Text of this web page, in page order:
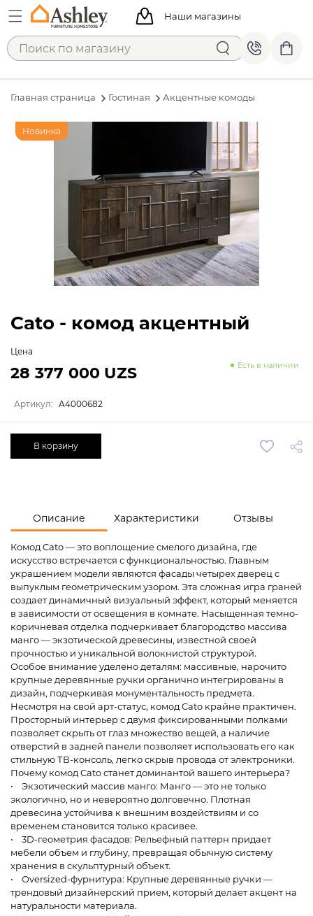
Наши магазины
Главная страница Гостиная Акцентные комоды
Новинка
Описание Характеристики Отзывы
Комод Cato — это воплощение смелого дизайна, где
искусство встречается с функциональностью. Главным
украшением модели являются фасады четырех дверец с
выпуклым геометрическим узором. Эта сложная игра граней
создает динамичный визуальный эффект, который меняется
в зависимости от освещения в комнате. Насыщенная темно-
коричневая отделка подчеркивает благородство массива
манго — экзотической древесины, известной своей
прочностью и уникальной волокнистой структурой.
Особое внимание уделено деталям: массивные, нарочито
крупные деревянные ручки органично интегрированы в
дизайн, подчеркивая монументальность предмета.
Несмотря на свой арт-статус, комод Cato крайне практичен.
Просторный интерьер с двумя фиксированными полками
позволяет скрыть от глаз множество вещей, а наличие
отверстий в задней панели позволяет использовать его как
стильную ТВ-консоль, легко скрыв провода от электроники.
Почему комод Cato станет доминантой вашего интерьера?
• Экзотический массив манго: Манго — это не только
экологично, но и невероятно долговечно. Плотная
древесина устойчива к внешним воздействиям и со
временем становится только красивее.
• 3D-геометрия фасадов: Рельефный паттерн придает
мебели объем и глубину, превращая обычную систему
хранения в скульптурный объект.
• Oversized-фурнитура: Крупные деревянные ручки —
трендовый дизайнерский прием, который делает акцент на
натуральности материала.
Cato - комод акцентный
Цена
Есть в наличии
28 377 000 UZS
Артикул: A4000682
В корзину